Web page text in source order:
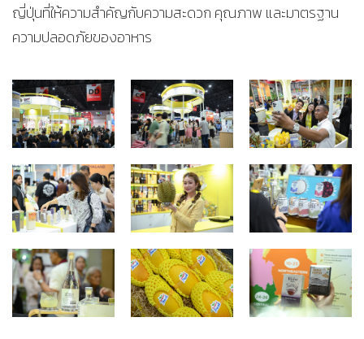
ญี่ปุ่นที่ให้ความสำคัญกับความสะดวก คุณภาพ และมาตรฐาน
ความปลอดภัยของอาหาร